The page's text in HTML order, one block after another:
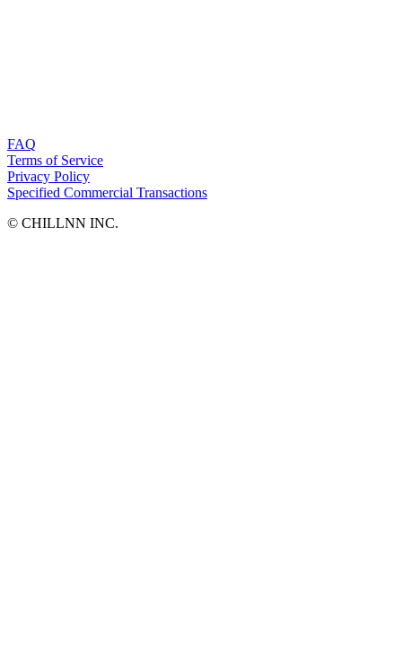
FAQ
Terms of Service
Privacy Policy
Specified Commercial Transactions
©︎ CHILLNN INC.